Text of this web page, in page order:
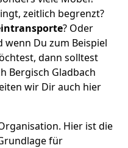
zeitlich begrenzt?
? Oder
wenn Du zum Beispiel
dann solltest
Bergisch Gladbach
wir Dir auch hier
Hier ist die
für